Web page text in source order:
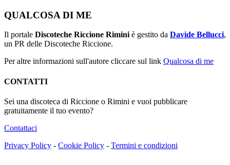
QUALCOSA DI ME
Il portale Discoteche Riccione Riminiè gestito da Davide Bellucci,
un PR delle Discoteche Riccione.
Per altre informazioni sull'autore cliccare sul link Qualcosa di me
CONTATTI
Sei una discoteca di Riccione o Rimini e vuoi pubblicare
gratuitamente il tuo evento?
Contattaci
Privacy Policy - Cookie Policy - Termini e condizioni